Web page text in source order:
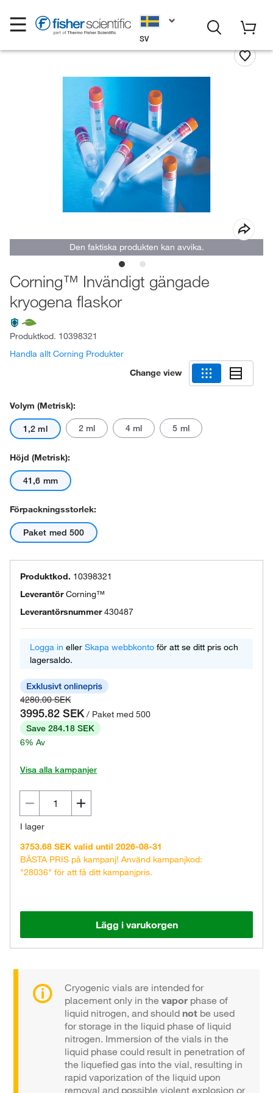
SV
Den faktiska produkten kan avvika.
Corning™ Invändigt gängade
kryogena flaskor
Produktkod. 10398321
Handla allt Corning Produkter
Change view
Volym (metrisk):
1,2 ml 2 ml 4 ml 5 ml
Höjd (metrisk):
41,6 mm
Förpackningsstorlek:
Paket med 500
Produktkod. 10398321
LeverantörCorning™
Leverantörsnummer 430487
Logga in eller Skapa webbkonto för att se ditt pris och
lagersaldo.
4280.00 SEK
3995.82 SEK / Paket med 500
Save 284.18 SEK
6% Av
Visa alla kampanjer
I lager
3753.68 SEK valid until 2026-08-31
BÄSTA PRIS på kampanj! Använd kampanjkod:
"28036" för att få ditt kampanjpris.
Lägg i varukorgen
Cryogenic vials are intended for
placement only in thevaporphase of
liquid nitrogen, and should not be used
for storage in the liquid phase of liquid
nitrogen. Immersion of the vials in the
liquid phase could result in penetration of
the liquefied gas into the vial, resulting in
rapid vaporization of the liquid upon
removal and possible violent explosion or